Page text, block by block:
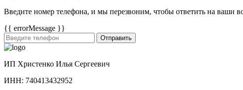
Введите номер телефона, и мы перезвоним, чтобы ответить на ваши
{{ errorMessage }}
Отправить
ИП Христенко Илья Сергеевич
ИНН: 740413432952